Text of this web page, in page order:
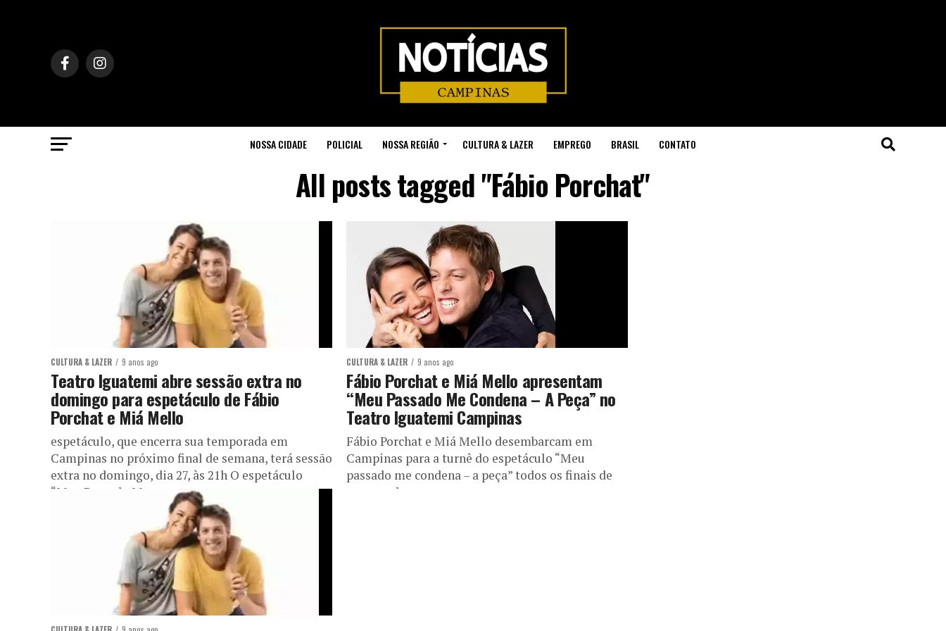
NOSSA CIDADE POLICIAL NOSSA REGIÃO CULTURA & LAZER EMPREGO BRASIL CONTATO
All posts tagged "Fábio Porchat"
CULTURA & LAZER 9 anos ago
Teatro Iguatemi abre sessão extra no
domingo para espetáculo de Fábio
Porchat e Miá Mello
espetáculo, que encerra sua temporada em
Campinas no próximo final de semana, terá sessão
extra no domingo, dia 27, às 21h O espetáculo
“Meu Passado Me...
CULTURA & LAZER 9 anos ago
Fábio Porchat e Miá Mello apresentam
“Meu Passado Me Condena – A Peça” no
Teatro Iguatemi Campinas
Fábio Porchat e Miá Mello desembarcam em
Campinas para a turnê do espetáculo “Meu
passado me condena – a peça” todos os finais de
semana de...